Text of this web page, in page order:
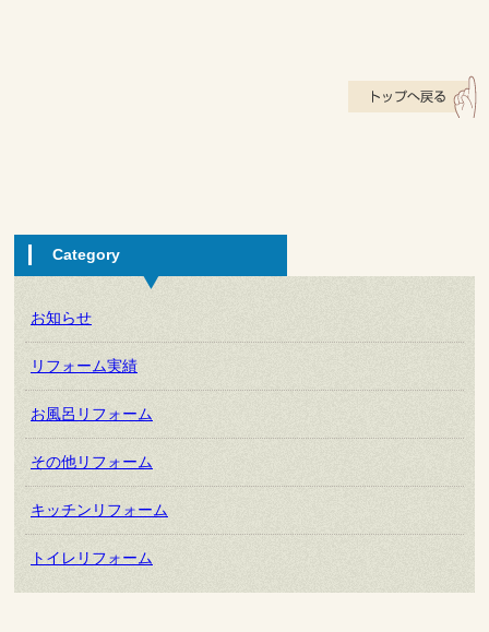
Category
お知らせ
リフォーム実績
お風呂リフォーム
その他リフォーム
キッチンリフォーム
トイレリフォーム